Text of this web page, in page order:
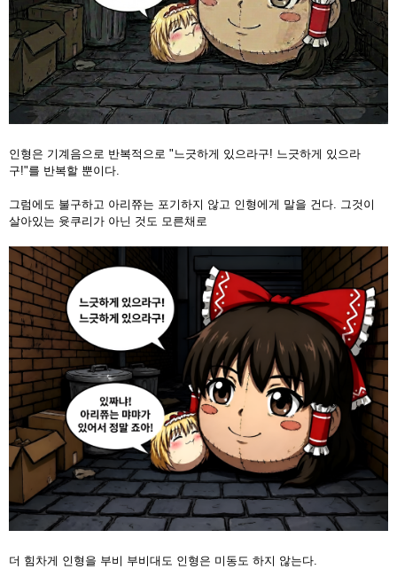
인형은 기계음으로 반복적으로 "느긋하게 있으라구! 느긋하게 있으라
구!"를 반복할 뿐이다.
그럼에도 불구하고 아리쮸는 포기하지 않고 인형에게 말을 건다. 그것이
살아있는 윳쿠리가 아닌 것도 모른채로
더 힘차게 인형을 부비 부비대도 인형은 미동도 하지 않는다.